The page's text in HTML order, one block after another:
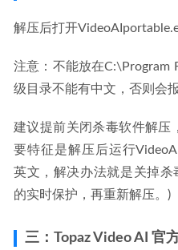
解压后打开
注意：不能放在C:\Program
级目录不能有中文，否则会报
建议提前关闭杀毒软件解压
要特征是解压后运行
英文，解决办法就是关掉
的实时保护，再重新解压。)
三：Topaz Video AI 官